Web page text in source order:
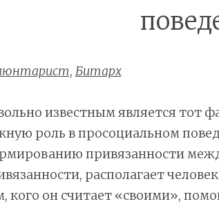
, Битарх
известным является тот
роль в просоциальном
привязанности
располагает
кого он считает «своими»,